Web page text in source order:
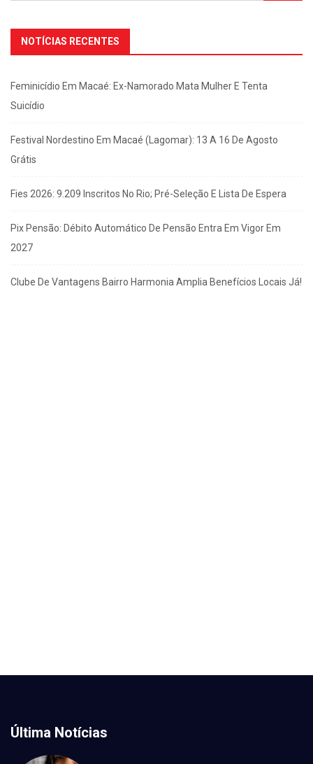
NOTÍCIAS RECENTES
Feminicídio Em Macaé: Ex-Namorado Mata Mulher E Tenta
Suicídio
Festival Nordestino Em Macaé (Lagomar): 13 A 16 De Agosto
Grátis
Fies 2026: 9.209 Inscritos No Rio; Pré-Seleção E Lista De Espera
Pix Pensão: Débito Automático De Pensão Entra Em Vigor Em
2027
Clube De Vantagens Bairro Harmonia Amplia Benefícios Locais Já!
Última Notícias